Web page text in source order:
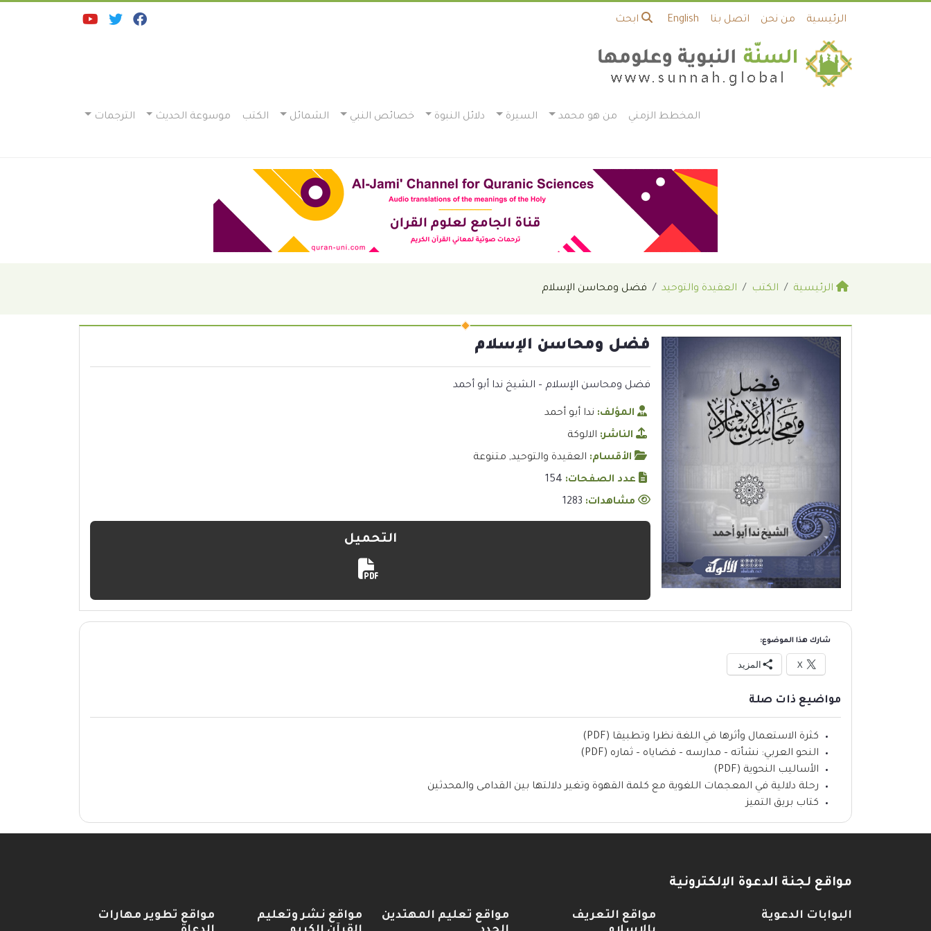
الرئيسية من نحن اتصل بنا English ابحث
المخطط الزمني من هو محمد السيرة دلائل النبوة خصائص النبي الشمائل الكتب موسوعة الحديث الترجمات
الرئيسية الكتب العقيدة والتوحيد فضل ومحاسن الإسلام
فضل ومحاسن الإسلام
فضل ومحاسن الإسلام – الشيخ ندا أبو أحمد
المؤلف: ندا أبو أحمد
الناشر: الالوكة
الأقسام: العقيدة والتوحيد, متنوعة
عدد الصفحات: 154
مشاهدات:
التحميل
شارك هذا الموضوع:
X المزيد
مواضيع ذات صلة
كثرة الاستعمال وأثرها في اللغة نظرا وتطبيقا (PDF)
النحو العربي: نشأته – مدارسه – قضاياه – ثماره (PDF)
الأساليب النحوية (PDF)
رحلة دلالية في المعجمات اللغوية مع كلمة القهوة وتغير دلالتها بين القدامى والمحدثين
كتاب بريق التميز
مواقع لجنة الدعوة الإلكترونية
البوابات الدعوية
مواقع التعريف
مواقع تعليم المهتدين
مواقع نشر وتعليم
مواقع تطوير مهارات